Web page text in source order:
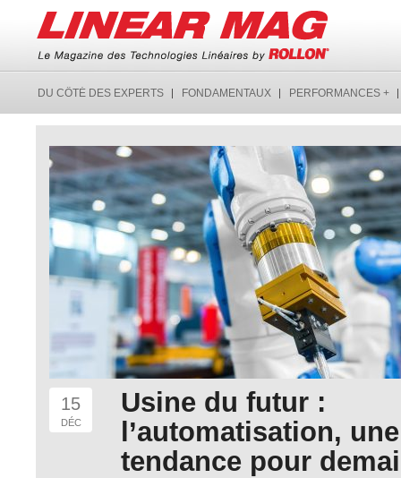
15
DÉC
Usine du futur :
l’automatisation, une
tendance pour
DU CÔTÉ DES EXPERTS FONDAMENTAUX PERFORMANCES +